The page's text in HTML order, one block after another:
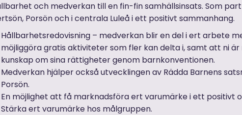
och medverkan till en fin-fin samhällsinsats. Som
Porsön och i centrala Luleå i ett positivt sammanhang.
Hållbarhetsredovisning – medverkan blir en del i ert arbete
möjliggöra gratis aktiviteter som fler kan delta i, samt att ni
kunskap om sina rättigheter genom barnkonventionen.
Medverkan hjälper också utvecklingen av Rädda Barnens
Porsön.
En möjlighet att få marknadsföra ert varumärke i ett positivt
Stärka ert varumärke hos målgruppen.